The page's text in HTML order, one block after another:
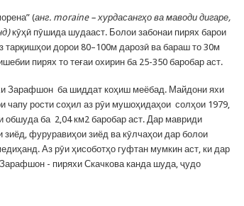
(анг. moraine – хурдасангҳо ва маводи дигаре,
кӯҳӣ пӯшида шудааст. Болои забонаи пирях барои
тарқишҳои дорои 80–100м дарозӣ ва бараш то 30м
пирях то теғаи охирин ба 25-350 баробар аст.
Зарафшон ба шиддат коҳиш меёбад. Майдони яхи
рости соҳил аз рӯи мушоҳидаҳои солҳои 1979,
обшуда ба 2,04 км2 баробар аст. Дар мавриди
фуруравиҳои зиёд ва кӯлчаҳои дар болои
Аз рӯи ҳисоботҳо гуфтан мумкин аст, ки дар
- пиряхи Скачкова канда шуда, ҷудо